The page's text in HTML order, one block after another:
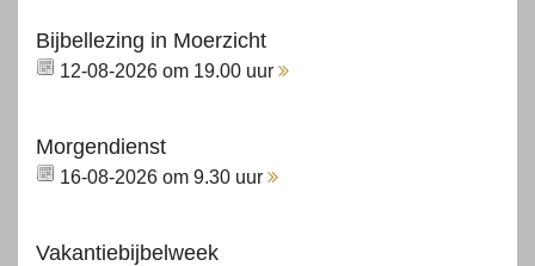
Bijbellezing in Moerzicht
12-08-2026 om 19.00 uur
Morgendienst
16-08-2026 om 9.30 uur
Vakantiebijbelweek